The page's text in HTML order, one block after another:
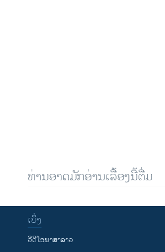
ທ່ານອາດມັກອ່ານເລື້ອງນີ້ຕື່ມ
ເບິ່ງ
ວີດີໂອພາສາລາວ